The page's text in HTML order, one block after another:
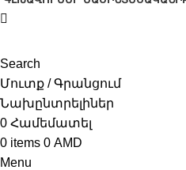
Search
Մուտք / Գրանցում
Նախընտրելիներ
0 Համեմատել
0 items 0 AMD
Menu